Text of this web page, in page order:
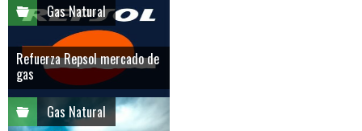
Gas Natural
Refuerza Repsol mercado de
gas
Gas Natural